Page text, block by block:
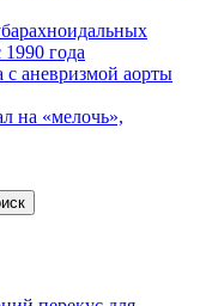
года
аневризмой аорты
на «мелочь»,